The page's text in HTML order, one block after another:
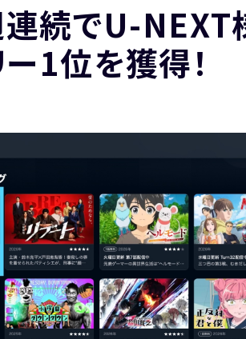
連続でU-NEXT
1位を獲得！